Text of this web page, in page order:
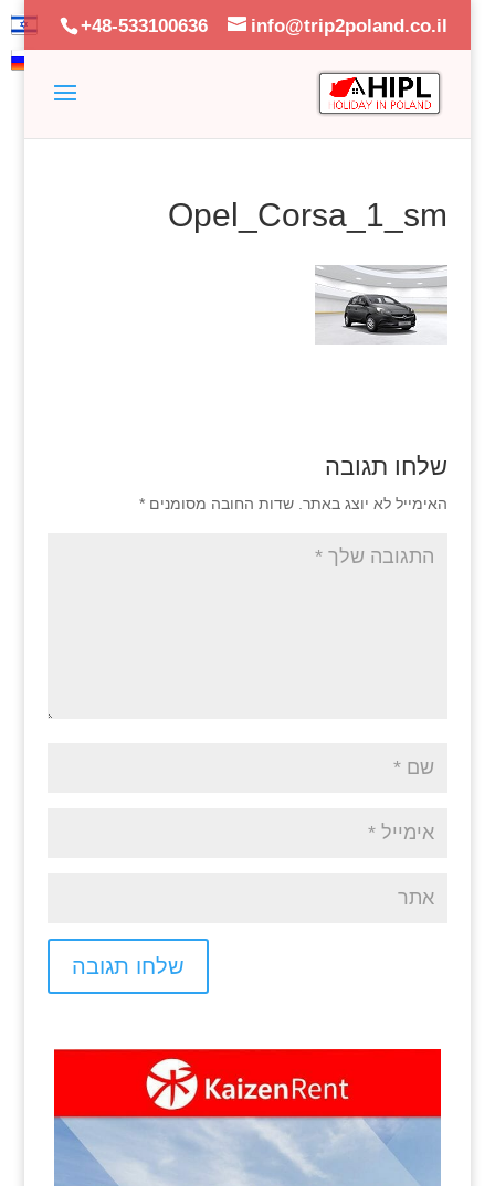
+48-533100636 info@trip2poland.co.il
Opel_Corsa_1_sm
שלחו תגובה
האימייל לא יוצג באתר. שדות החובה מסומנים *